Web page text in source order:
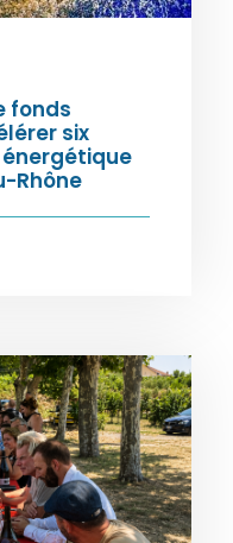
fonds
six
Rhône